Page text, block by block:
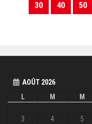
30 40 50
AOÛT 2026
L
M M
3
4 5